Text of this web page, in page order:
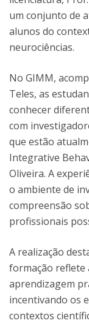
um conjunto de
alunos do
neurociências.
No GIMM,
Teles, as
conhecer
com
que estão
Integrative
Oliveira. A
o ambiente de
compreensão
profissionais
A realização
formação reflete
aprendizagem
incentivando os
contextos